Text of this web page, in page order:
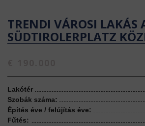
TRENDI VÁROSI LAKÁS
SÜDTIROLERPLATZ
Lakótér
Szobák száma:
Építés éve / felújítás éve:
Fűtés: